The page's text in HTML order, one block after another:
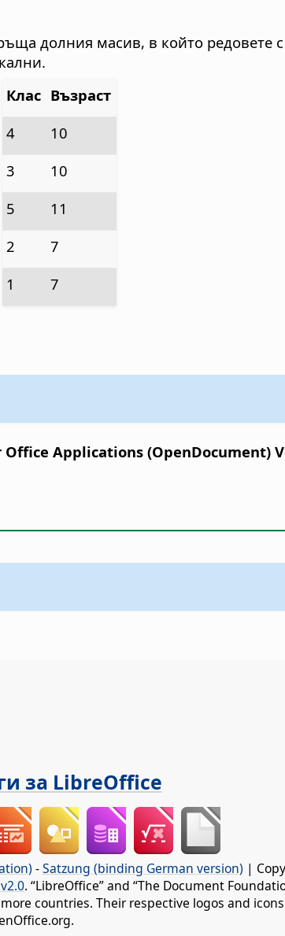
долния масив, в който редовете
Клас Възраст
4
10
3
10
5
11
2
7
1
7
Applications (OpenDocument)
за LibreOffice
-Satzung (binding German version) |
. “LibreOffice” and “The Document
countries. Their respective logos and